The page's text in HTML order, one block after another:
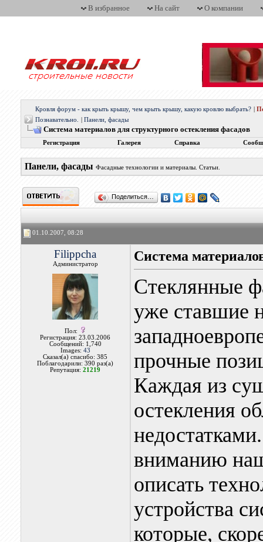
В избранное На сайт О компании
Кровля форум - как крыть крышу, чем крыть крышу, какую кровлю выбрать?
Познавательно.
Панели, фасады
Система материалов для структурного остекления фасадов
Регистрация Галерея Справка
Панели, фасады Фасадные технологии и материалы. Статьи.
Поделиться…
01.10.2007, 08:28
Filippcha
Администратор
Пол:
Регистрация: 23.03.2006
Сообщений: 1,740
Images: 43
Сказал(а) спасибо: 385
Поблагодарили: 390 раз(а)
Репутация:21219
Система
Стеклянные
уже ставшие
прочные
Каждая из
остекления
вниманию
описать
устройства
которые,